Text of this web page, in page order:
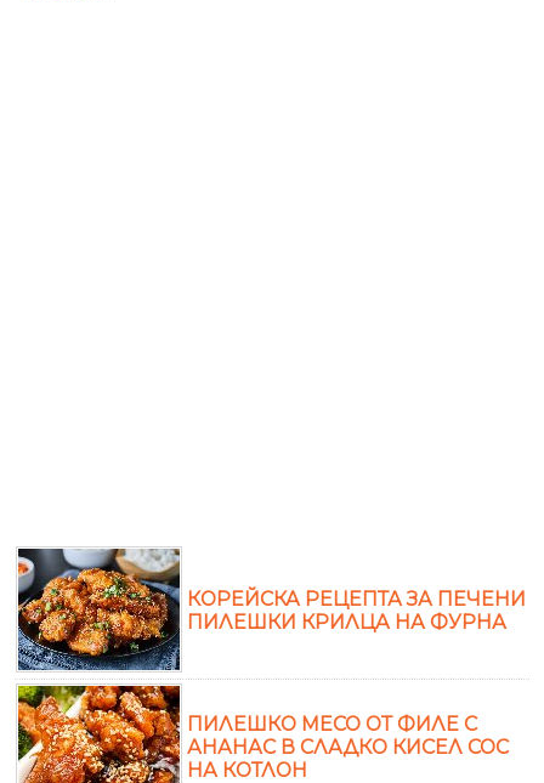
КОРЕЙСКА РЕЦЕПТА ЗА ПЕЧЕНИ
ПИЛЕШКИ КРИЛЦА НА ФУРНА
ПИЛЕШКО МЕСО ОТ ФИЛЕ С
АНАНАС В СЛАДКО КИСЕЛ СОС
НА КОТЛОН